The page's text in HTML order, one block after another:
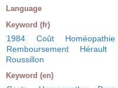
Language
Keyword (fr)
1984 Coût Homéopathie
Remboursement
Hérault
Roussillon
Keyword (en)